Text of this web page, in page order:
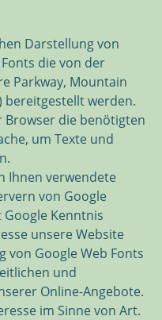
Darstellung von
die von der
Parkway, Mountain
bereitgestellt werden.
Browser die benötigten
um Texte und
Ihnen verwendete
von Google
Kenntnis
unsere Website
von Google Web Fonts
und
Online-Angebote.
im Sinne von Art.